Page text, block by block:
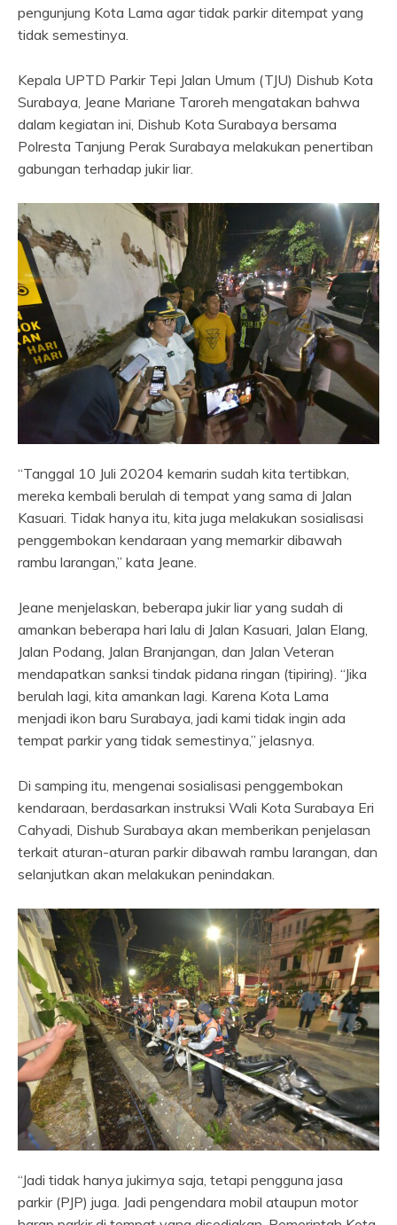
pengunjung Kota Lama agar tidak parkir ditempat yang
tidak semestinya.
Kepala UPTD Parkir Tepi Jalan Umum (TJU) Dishub Kota
Surabaya, Jeane Mariane Taroreh mengatakan bahwa
dalam kegiatan ini, Dishub Kota Surabaya bersama
Polresta Tanjung Perak Surabaya melakukan penertiban
gabungan terhadap jukir liar.
“Tanggal 10 Juli 20204 kemarin sudah kita tertibkan,
mereka kembali berulah di tempat yang sama di Jalan
Kasuari. Tidak hanya itu, kita juga melakukan sosialisasi
penggembokan kendaraan yang memarkir dibawah
rambu larangan,” kata Jeane.
Jeane menjelaskan, beberapa jukir liar yang sudah di
amankan beberapa hari lalu di Jalan Kasuari, Jalan Elang,
Jalan Podang, Jalan Branjangan, dan Jalan Veteran
mendapatkan sanksi tindak pidana ringan (tipiring). “Jika
berulah lagi, kita amankan lagi. Karena Kota Lama
menjadi ikon baru Surabaya, jadi kami tidak ingin ada
tempat parkir yang tidak semestinya,” jelasnya.
Di samping itu, mengenai sosialisasi penggembokan
kendaraan, berdasarkan instruksi Wali Kota Surabaya Eri
Cahyadi, Dishub Surabaya akan memberikan penjelasan
terkait aturan-aturan parkir dibawah rambu larangan, dan
selanjutkan akan melakukan penindakan.
“Jadi tidak hanya jukirnya saja, tetapi pengguna jasa
parkir (PJP) juga. Jadi pengendara mobil ataupun motor